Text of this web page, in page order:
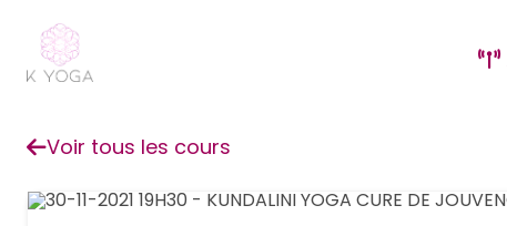
Voir tous les cours